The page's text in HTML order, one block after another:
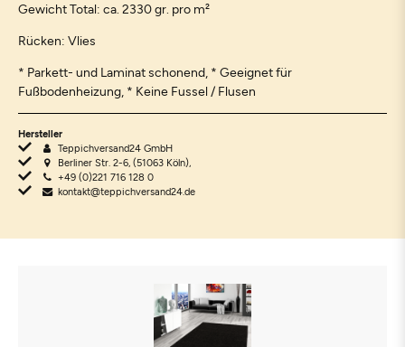
Gewicht Total: ca. 2330 gr. pro m²
Rücken: Vlies
* Parkett- und Laminat schonend, * Geeignet für
Fußbodenheizung, * Keine Fussel / Flusen
Hersteller
Teppichversand24 GmbH
Berliner Str. 2-6, (51063 Köln),
+49 (0)221 716 128 0
kontakt@teppichversand24.de